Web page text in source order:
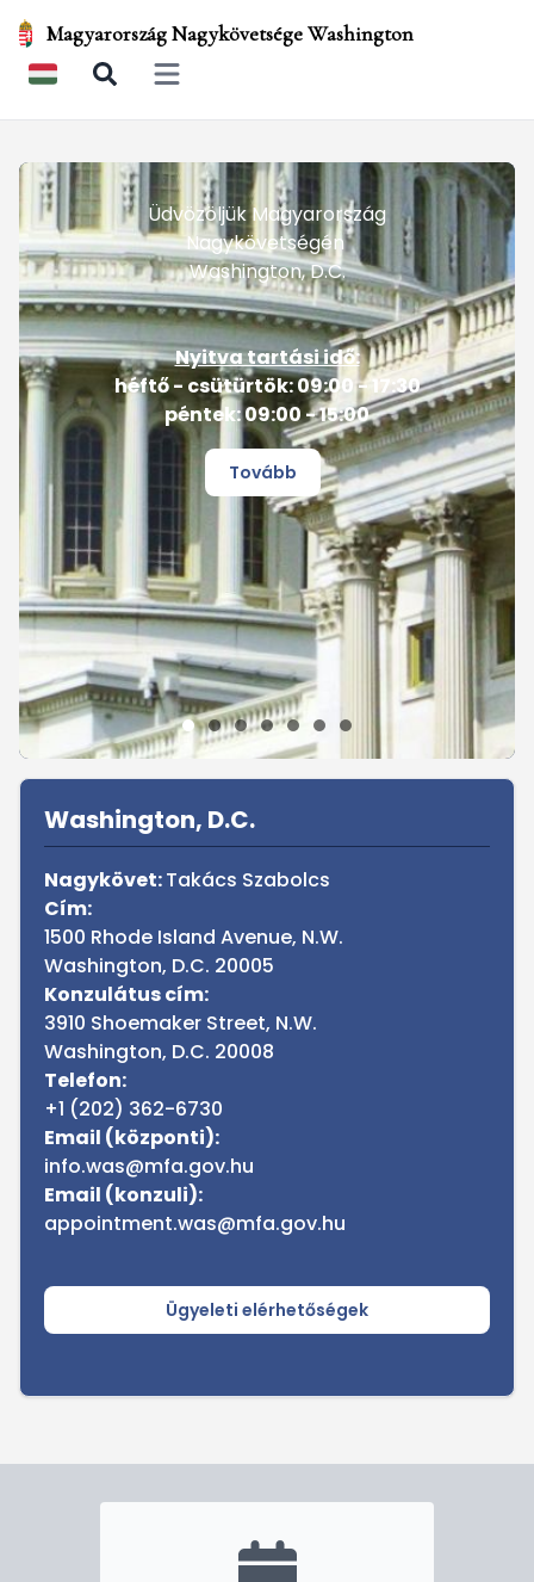
Magyarország Nagykövetsége Washington
Open main menu
Üdvözöljük Magyarország
Nagykövetségén
Washington, D.C.
Nyitva tartási idő:
héftő - csütürtök: 09:00 - 17:30
péntek: 09:00 - 15:00
Tovább
Sidebar
Washington, D.C.
Nagykövet:Takács Szabolcs
Cím:
1500 Rhode Island Avenue, N.W.
Washington, D.C. 20005
Konzulátus cím:
3910 Shoemaker Street, N.W.
Washington, D.C. 20008
Telefon:
+1 (202) 362-6730
Email (központi):
info.was@mfa.gov.hu
Email (konzuli):
appointment.was@mfa.gov.hu
Ügyeleti elérhetőségek